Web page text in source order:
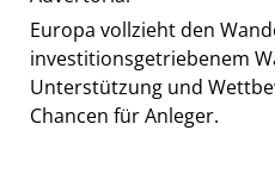
Europa vollzieht den
investitionsgetriebenem
Unterstützung und
Chancen für Anleger.